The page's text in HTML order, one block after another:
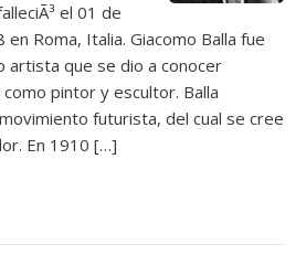
el 01 de
Roma, Italia. Giacomo Balla fue
artista que se dio a conocer
pintor y escultor. Balla
futurista, del cual se cree
En 1910 […]